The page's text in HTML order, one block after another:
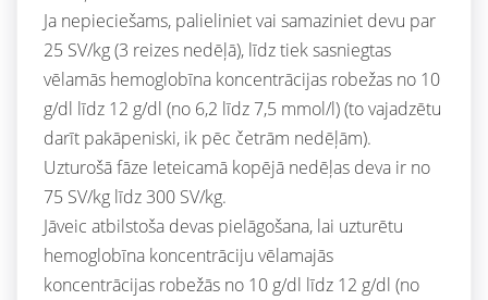
Ja nepieciešams, palieliniet vai samaziniet devu par
25 SV/kg (3 reizes nedēļā), līdz tiek sasniegtas
vēlamās hemoglobīna koncentrācijas robežas no 10
g/dl līdz 12 g/dl (no 6,2 līdz 7,5 mmol/l) (to vajadzētu
darīt pakāpeniski, ik pēc četrām nedēļām).
Uzturošā fāze Ieteicamā kopējā nedēļas deva ir no
75 SV/kg līdz 300 SV/kg.
Jāveic atbilstoša devas pielāgošana, lai uzturētu
hemoglobīna koncentrāciju vēlamajās
koncentrācijas robežās no 10 g/dl līdz 12 g/dl (no